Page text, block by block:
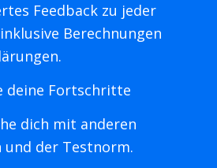
Feedback zu jeder
Berechnungen
deine Fortschritte
dich mit anderen
und der Testnorm.